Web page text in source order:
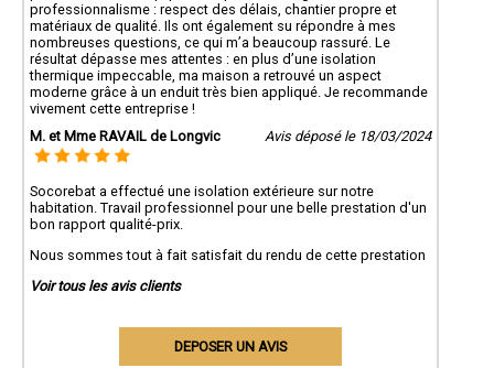
professionnalisme : respect des délais, chantier propre et
matériaux de qualité. Ils ont également su répondre à mes
nombreuses questions, ce qui m’a beaucoup rassuré. Le
résultat dépasse mes attentes : en plus d’une isolation
thermique impeccable, ma maison a retrouvé un aspect
moderne grâce à un enduit très bien appliqué. Je recommande
vivement cette entreprise !
M. et Mme RAVAIL de Longvic
Avis déposé le 18/03/2024
Socorebat a effectué une isolation extérieure sur notre
habitation. Travail professionnel pour une belle prestation d'un
bon rapport qualité-prix.
Nous sommes tout à fait satisfait du rendu de cette prestation
Voir tous les avis clients
DEPOSER UN AVIS